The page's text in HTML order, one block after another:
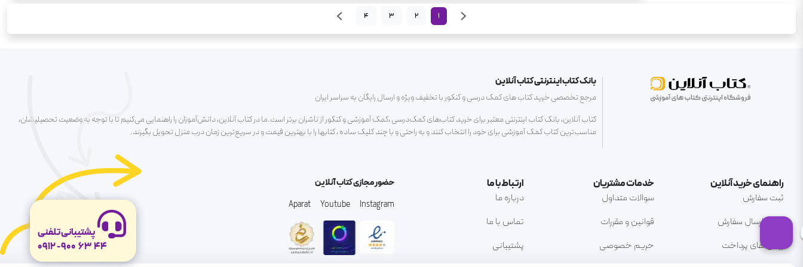
1
2
3
4
پشتیبانی تلفنی
0912-900 6344
بانک کتاب اینترنتی کتاب آنلاین
مرجع تخصصی خرید کتاب های کمک درسی و کنکور با تخفیف ویژه و ارسال رایگان به سراسر ایران
کتاب آنلاین، بانک کتاب اینترنتی معتبر برای خرید کتاب‌های کمک‌درسی ،کمک آموزشی و کنکور از ناشران برتر است.ما در کتاب آنلاین، دانش‌آموزان را راهنمایی می‌کنیم تا با توجه به وضعیت تحصیلیشان،
مناسب‌ترین کتاب کمک آموزشی برای خود را انتخاب کنند و به راحتی و با چند کلیک ساده ، کتابها را با بهترین قیمت و در سریع‌ترین زمان درب منزل تحویل بگیرند.
راهنمای خرید آنلاین
ثبت سفارش
نحوه ارسال سفارش
روش های پرداخت
خدمات مشتریان
سوالات متداول
قوانین و مقررات
حریم خصوصی
ارتباط با ما
درباره ما
تماس با ما
پشتیبانی
حضور مجازی کتاب آنلاین
Instagram
Youtube
Aparat